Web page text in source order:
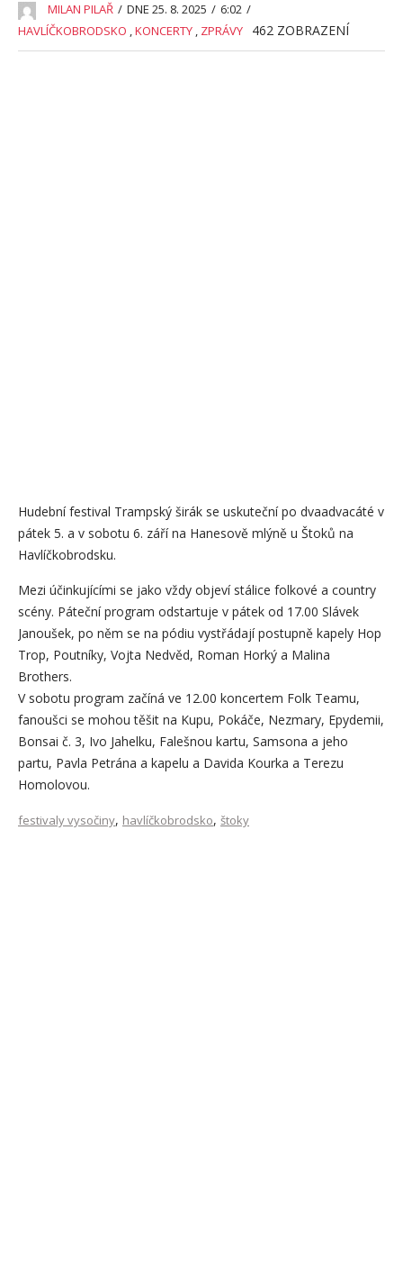
MILAN PILAŘ / DNE 25. 8. 2025 / 6:02 /
HAVLÍČKOBRODSKO ,KONCERTY , ZPRÁVY 462 ZOBRAZENÍ
Hudební festival Trampský širák se uskuteční po dvaadvacáté v
pátek 5. a v sobotu 6. září na Hanesově mlýně u Štoků na
Havlíčkobrodsku.
Mezi účinkujícími se jako vždy objeví stálice folkové a country
scény. Páteční program odstartuje v pátek od 17.00 Slávek
Janoušek, po něm se na pódiu vystřádají postupně kapely Hop
Trop, Poutníky, Vojta Nedvěd, Roman Horký a Malina
Brothers.
V sobotu program začíná ve 12.00 koncertem Folk Teamu,
fanoušci se mohou těšit na Kupu, Pokáče, Nezmary, Epydemii,
Bonsai č. 3, Ivo Jahelku, Falešnou kartu, Samsona a jeho
partu, Pavla Petrána a kapelu a Davida Kourka a Terezu
Homolovou.
festivaly vysočiny, havlíčkobrodsko, štoky